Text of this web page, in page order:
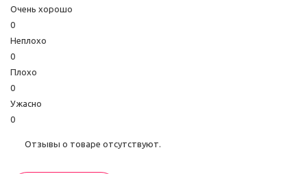
Очень хорошо
0
Неплохо
0
Плохо
0
Ужасно
0
Отзывы о товаре отсутствуют.